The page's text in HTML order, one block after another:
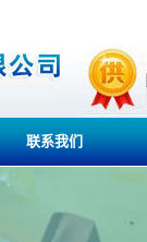
联系我们